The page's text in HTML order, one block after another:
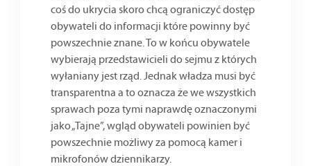
coś do ukrycia skoro chcą ograniczyć dostęp
obywateli do informacji które powinny być
powszechnie znane. To w końcu obywatele
wybierają przedstawicieli do sejmu z których
wyłaniany jest rząd. Jednak władza musi być
transparentna a to oznacza że we wszystkich
sprawach poza tymi naprawdę oznaczonymi
jako „Tajne”, wgląd obywateli powinien być
powszechnie możliwy za pomocą kamer i
mikrofonów dziennikarzy.